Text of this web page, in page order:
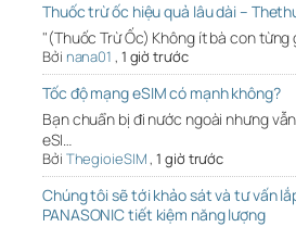
Thuốc trừ ốc hiệu quả lâu dài –
"(Thuốc Trừ Ốc) Không ít bà con
Bởi nana01 , 1 giờ trước
Tốc độ mạng eSIM có mạnh không?
Bạn chuẩn bị đi nước ngoài nhưng
eSI…
Bởi ThegioieSIM,1 giờ trước
Chúng tôi sẽ tới khảo sát và tư vấn
PANASONIC tiết kiệm năng lượng